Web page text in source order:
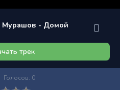
Мурашов - Домой
трек
Голосов: 0